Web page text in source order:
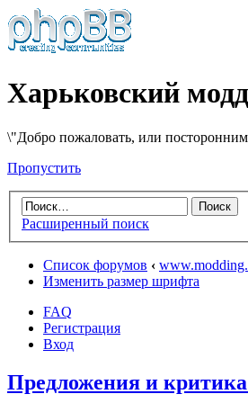
Харьковский
\"Добро пожаловать, или
Пропустить
Расширенный поиск
Список форумов ‹
Изменить размер шрифта
FAQ
Регистрация
Вход
Предложения и